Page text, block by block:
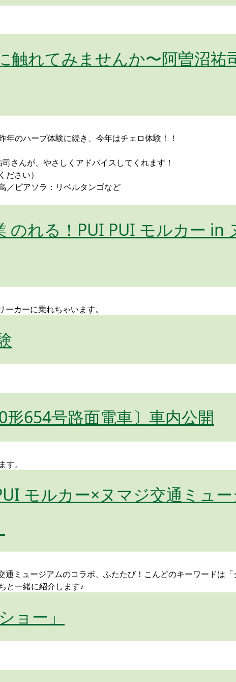
触れてみませんか〜阿曽沼祐
のハープ体験に続き、今年はチェロ体験！！
さんが、やさしくアドバイスしてくれます！
さい）
／ピアソラ：リベルタンゴなど
のれる！PUI PUI モルカー in
カーに乗れちゃいます。
654号路面電車〕車内公開
。
モルカー×ヌマジ交通ミュ
ミュージアムのコラボ、ふたたび！こんどのキーワードは
と一緒に紹介します♪
ョー」